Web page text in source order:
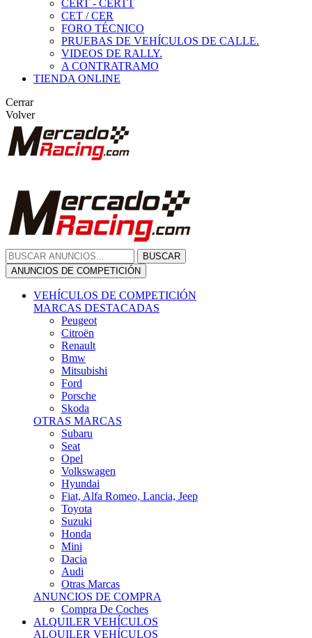
CERT - CERTT
CET / CER
FORO TÉCNICO
PRUEBAS DE VEHÍCULOS DE CALLE.
VIDEOS DE RALLY.
A CONTRATRAMO
TIENDA ONLINE
Cerrar
Volver
BUSCAR
ANUNCIOS DE COMPETICIÓN
VEHÍCULOS DE COMPETICIÓN
MARCAS DESTACADAS
Peugeot
Citroën
Renault
Bmw
Mitsubishi
Ford
Porsche
Skoda
OTRAS MARCAS
Subaru
Seat
Opel
Volkswagen
Hyundai
Fiat, Alfa Romeo, Lancia, Jeep
Toyota
Suzuki
Honda
Mini
Dacia
Audi
Otras Marcas
ANUNCIOS DE COMPRA
Compra De Coches
ALQUILER VEHÍCULOS
ALQUILER VEHÍCULOS
Ofertas